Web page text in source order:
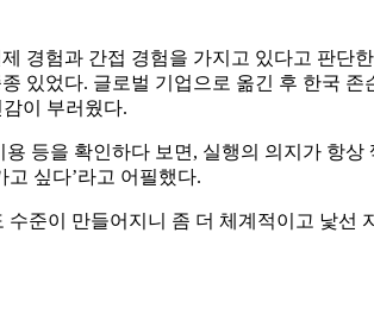
경험과 간접 경험을 가지고 있다고 판단
있었다. 글로벌 기업으로 옮긴 후 한국 존
이 부러웠다.
등을 확인하다 보면, 실행의 의지가 항상
싶다’라고 어필했다.
준이 만들어지니 좀 더 체계적이고 낯선